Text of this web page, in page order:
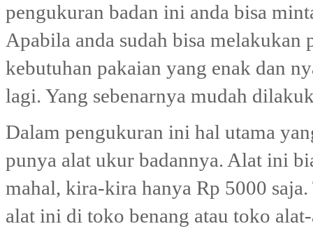
pengukuran badan ini anda bisa
Apabila anda sudah bisa
kebutuhan pakaian yang enak dan
lagi. Yang sebenarnya mudah
Dalam pengukuran ini hal utama
punya alat ukur badannya. Alat ini
mahal, kira-kira hanya Rp 5000
alat ini di toko benang atau toko